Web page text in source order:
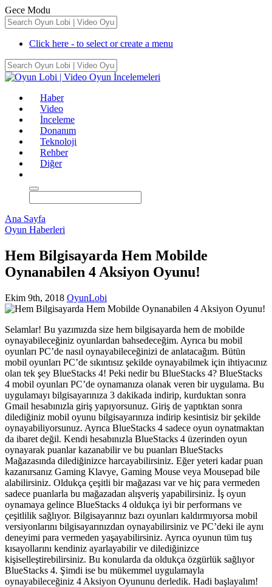
Gece Modu
Click here - to select or create a menu
Haber
Video
İnceleme
Donanım
Teknoloji
Rehber
Diğer
Ana Sayfa
Oyun Haberleri
Hem Bilgisayarda Hem Mobilde
Oynanabilen 4 Aksiyon Oyunu!
Ekim 9th, 2018 OyunLobi
Selamlar! Bu yazımızda size hem bilgisayarda hem de mobilde
oynayabileceğiniz oyunlardan bahsedeceğim. Ayrıca bu mobil
oyunları PC’de nasıl oynayabileceğinizi de anlatacağım. Bütün
mobil oyunları PC’de sıkıntısız şekilde oynayabilmek için ihtiyacınız
olan tek şey BlueStacks 4! Peki nedir bu BlueStacks 4? BlueStacks
4 mobil oyunları PC’de oynamanıza olanak veren bir uygulama. Bu
uygulamayı bilgisayarınıza 3 dakikada indirip, kurduktan sonra
Gmail hesabınızla giriş yapıyorsunuz. Giriş de yaptıktan sonra
dilediğiniz mobil oyunu bilgisayarınıza indirip kesintisiz bir şekilde
oynayabiliyorsunuz. Ayrıca BlueStacks 4 sadece oyun oynatmaktan
da ibaret değil. Kendi hesabınızla BlueStacks 4 üzerinden oyun
oynayarak puanlar kazanabilir ve bu puanları BlueStacks
Mağazasında dilediğinizce harcayabilirsiniz. Eğer yeteri kadar puan
kazanırsanız Gaming Klavye, Gaming Mouse veya Mousepad bile
alabilirsiniz. Oldukça çeşitli bir mağazası var ve hiç para vermeden
sadece puanlarla bu mağazadan alışveriş yapabilirsiniz. İş oyun
oynamaya gelince BlueStacks 4 oldukça iyi bir performans ve
çeşitlilik sağlıyor. Bilgisayarınız bazı oyunları kaldırmıyorsa mobil
versiyonlarını bilgisayarınızdan oynayabilirsiniz ve PC’deki ile aynı
deneyimi para vermeden yaşayabilirsiniz. Ayrıca oyunun tüm tuş
kısayollarını kendiniz ayarlayabilir ve dilediğinizce
kişiselleştirebilirsiniz. Bu konularda da oldukça özgürlük sağlıyor
BlueStacks 4. Şimdi ise bu mükemmel uygulamayla
oynayabileceğiniz 4 Aksiyon Oyununu derledik. Hadi başlayalım!